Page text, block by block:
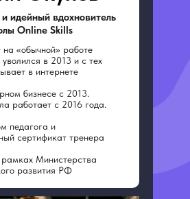
идейный вдохновитель
Online Skills
«обычной» работе
уволился в 2013 и с тех
в интернете
бизнесе с 2013.
работает с 2016 года.
педагога и
сертификат тренера
рамках Министерства
развития РФ
участия